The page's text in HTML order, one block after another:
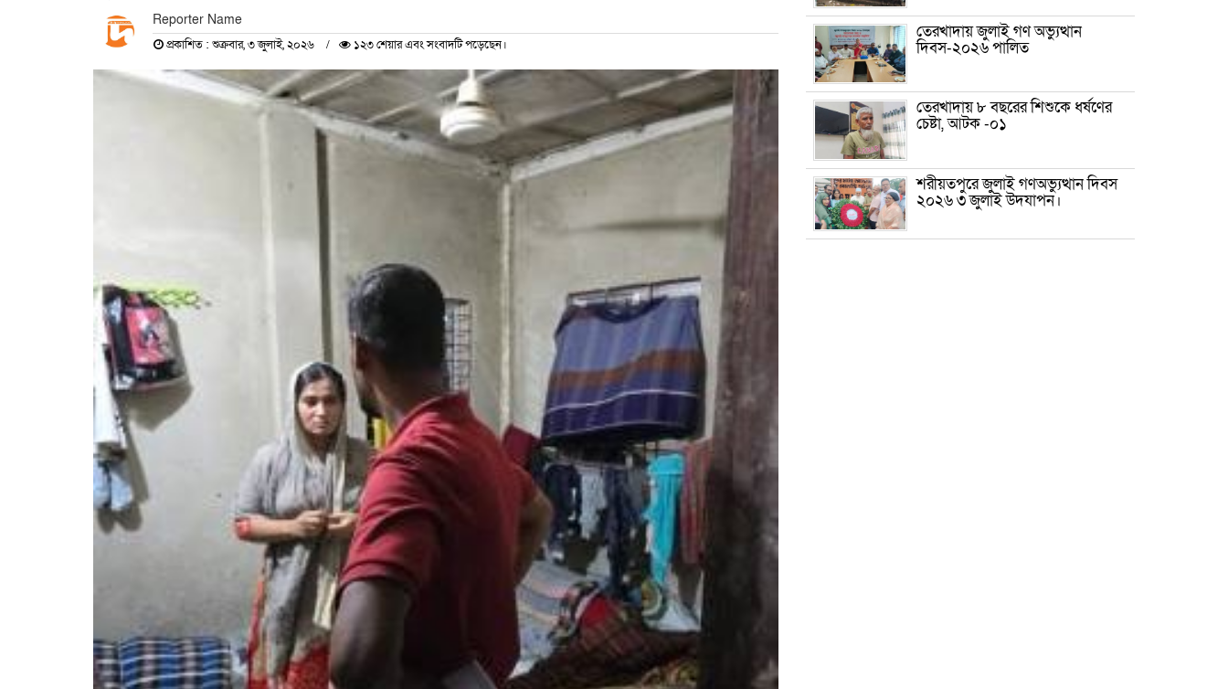
Reporter Name
প্রকাশিত : শুক্রবার, ৩ জুলাই, ২০২৬ ১২৩ শেয়ার এবং সংবাদটি পড়েছেন।
তেরখাদায় জুলাই গণ অভ্যুত্থান
দিবস-২০২৬ পালিত
তেরখাদায় ৮ বছরের শিশুকে ধর্ষণের
চেষ্টা, আটক -০১
শরীয়তপুরে জুলাই গণঅভ্যুত্থান দিবস
২০২৬ ৩ জুলাই উদযাপন।